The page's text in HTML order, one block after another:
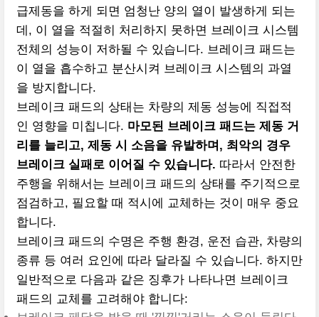
급제동을 하게 되면 엄청난 양의 열이 발생하게 되는
데, 이 열을 적절히 처리하지 못하면 브레이크 시스템
전체의 성능이 저하될 수 있습니다. 브레이크 패드는
이 열을 흡수하고 분산시켜 브레이크 시스템의 과열
을 방지합니다.
브레이크 패드의 상태는 차량의 제동 성능에 직접적
인 영향을 미칩니다. 마모된 브레이크 패드는 제동 거
리를 늘리고, 제동 시 소음을 유발하며, 최악의 경우
브레이크 실패로 이어질 수 있습니다. 따라서 안전한
주행을 위해서는 브레이크 패드의 상태를 주기적으로
점검하고, 필요할 때 적시에 교체하는 것이 매우 중요
합니다.
브레이크 패드의 수명은 주행 환경, 운전 습관, 차량의
종류 등 여러 요인에 따라 달라질 수 있습니다. 하지만
일반적으로 다음과 같은 징후가 나타나면 브레이크
패드의 교체를 고려해야 합니다: